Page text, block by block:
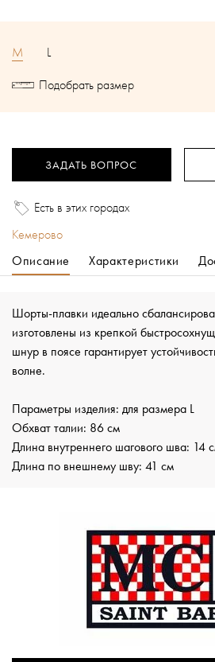
M
L
Подобрать размер
ЗАДАТЬ ВОПРОС
Есть в этих городах
Кемерово
Описание
Характеристики
Шорты-плавки идеально
изготовлены из крепкой
шнур в поясе гарантирует
волне.
Параметры изделия: для размера L
Обхват талии: 86 см
Длина внутреннего шагового шва: 14
Длина по внешнему шву: 41 см